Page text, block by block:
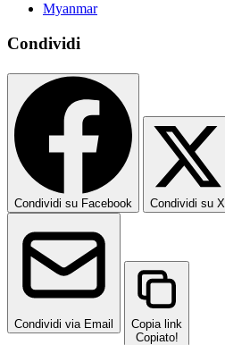
Myanmar
Condividi
Condividi su Facebook Condividi su X
Condividi via Email
Copia link
Copiato!